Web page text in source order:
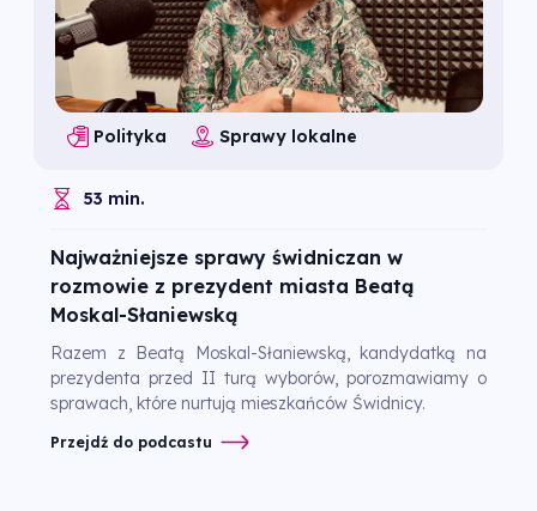
Polityka Sprawy lokalne
53 min.
Najważniejsze sprawy świdniczan w
rozmowie z prezydent miasta Beatą
Moskal-Słaniewską
Razem z Beatą Moskal-Słaniewską, kandydatką na
prezydenta przed II turą wyborów, porozmawiamy o
sprawach, które nurtują mieszkańców Świdnicy.
Przejdź do podcastu